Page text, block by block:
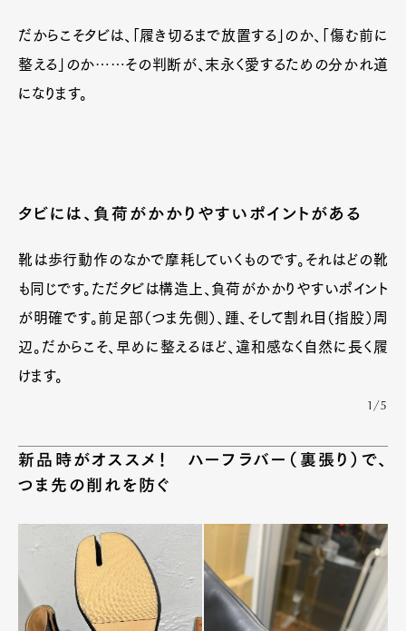
だからこそタビは、「履き切るまで放置する」のか、「傷む前に
整える」のか……その判断が、末永く愛するための分かれ道
になります。
タビには、負荷がかかりやすいポイントがある
靴は歩行動作のなかで摩耗していくものです。それはどの靴
も同じです。ただタビは構造上、負荷がかかりやすいポイント
が明確です。前足部（つま先側）、踵、そして割れ目（指股）周
辺。だからこそ、早めに整えるほど、違和感なく自然に長く履
けます。
1/5
新品時がオススメ！ ハーフラバー（裏張り）で、
つま先の削れを防ぐ